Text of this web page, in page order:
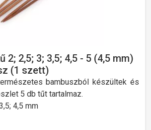
2; 2,5; 3; 3,5; 4,5 - 5 (4,5 mm)
(1 szett)
bambuszból készültek és
5 db tűt tartalmaz.
4,5 mm